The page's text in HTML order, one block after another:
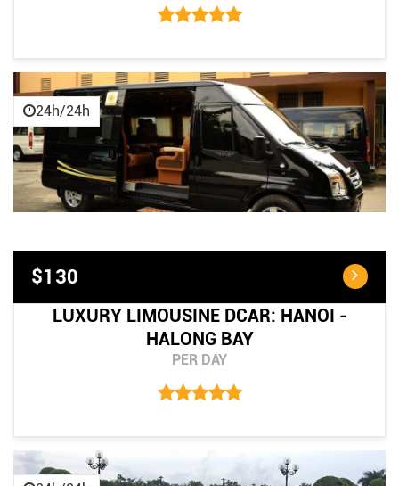
24h/24h
$130
LUXURY LIMOUSINE DCAR: HANOI -
HALONG BAY
PER DAY